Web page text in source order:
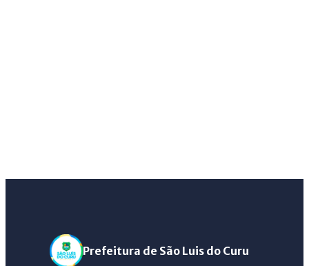
Prefeitura de São Luis do Curu